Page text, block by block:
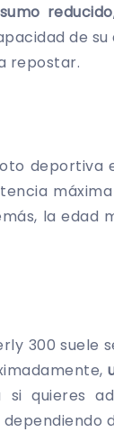
de
repostar.
deportiva
la edad
300 suele
quieres